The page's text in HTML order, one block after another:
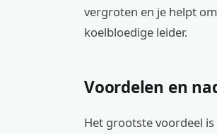
vergroten en je helpt
koelbloedige leider.
Voordelen en
Het grootste voordeel